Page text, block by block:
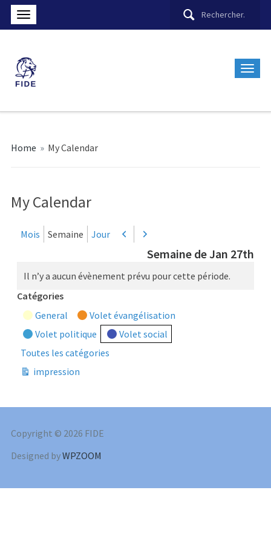
Home » My Calendar
My Calendar
Mois Semaine Jour Précédent
Suivant
Semaine de Jan 27th
Il n’y a aucun évènement prévu pour cette période.
Catégories
General
Volet évangélisation
Volet politique
Volet social
Toutes les catégories
Vue
impression
Copyright © 2026 FIDE
Designed byWPZOOM